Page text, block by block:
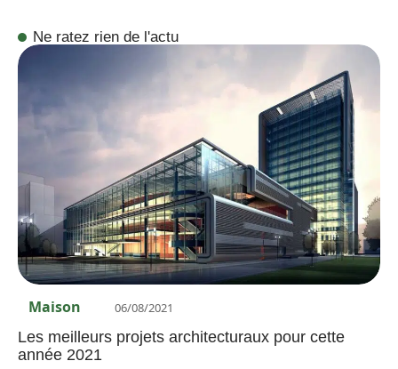
Ne ratez rien de l'actu
Maison 06/08/2021
Les meilleurs projets architecturaux pour cette
année 2021